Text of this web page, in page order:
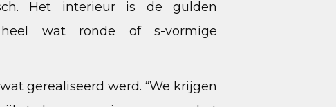
Het interieur is de gulden
wat ronde of s-vormige
gerealiseerd werd. “We krijgen